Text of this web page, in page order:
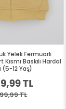
Yelek Fermuarlı
Kısmı Baskılı Hardal
(5-12 Yaş)
TL
TL